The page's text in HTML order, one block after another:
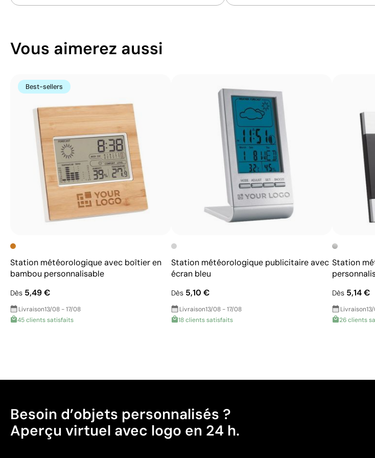
Ne nécessite pas d’encres ni
additionnels
N’altère pas la texture ni
Vous aimerez aussi
Best-sellers
Station météorologique avec boîtier en
bambou personnalisable
Dès 5,49 €
Livraison13/08 - 17/08
45 clients satisfaits
Station météorologique publicitaire avec
écran bleu
Dès5,10 €
Livraison13/08 - 17/08
18 clients satisfaits
Station
Dès5,14 €
Livraison
26 clients
Besoin d’objets personnalisés ?
Aperçu virtuel avec logo en 24 h.